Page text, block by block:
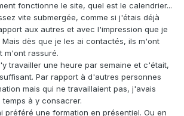
fonctionne le site, quel est le calendrier...
vite submergée, comme si j'étais déjà
aux autres et avec l'impression que je
dès que je les ai contactés, ils m'ont
m'ont rassuré.
travailler une heure par semaine et c'était,
Par rapport à d'autres personnes
mais qui ne travaillaient pas, j'avais
à y consacrer.
préféré une formation en présentiel. Ou en